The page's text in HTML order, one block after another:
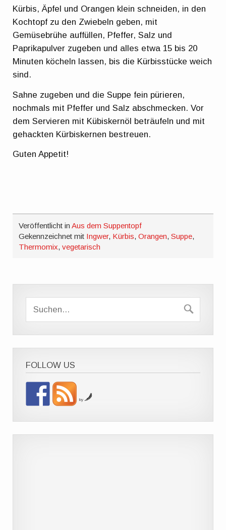
Kürbis, Äpfel und Orangen klein schneiden, in den
Kochtopf zu den Zwiebeln geben, mit
Gemüsebrühe auffüllen, Pfeffer, Salz und
Paprikapulver zugeben und alles etwa 15 bis 20
Minuten köcheln lassen, bis die Kürbisstücke weich
sind.
Sahne zugeben und die Suppe fein pürieren,
nochmals mit Pfeffer und Salz abschmecken. Vor
dem Servieren mit Kübiskernöl beträufeln und mit
gehackten Kürbiskernen bestreuen.
Guten Appetit!
Veröffentlicht inAus dem Suppentopf
Gekennzeichnet mit Ingwer, Kürbis,Orangen,Suppe,
Thermomix,vegetarisch
FOLLOW US
by